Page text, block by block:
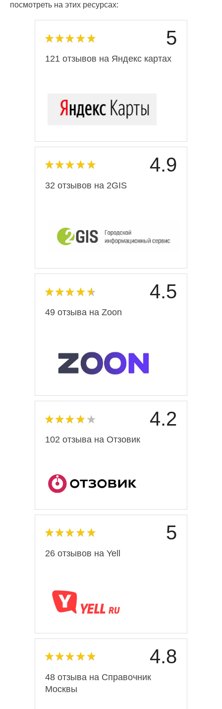
посмотреть на этих ресурсах:
5
121 отзывов на Яндекс картах
4.9
32 отзывов на 2GIS
4.5
49 отзыва на Zoon
4.2
102 отзыва на Отзовик
5
26 отзывов на Yell
4.8
48 отзыва на Справочник
Москвы